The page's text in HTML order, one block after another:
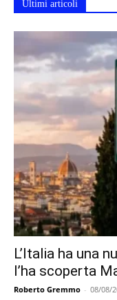
Ultimi articoli
L’Italia ha una
l’ha scoperta
Roberto Gremmo - 08/08/